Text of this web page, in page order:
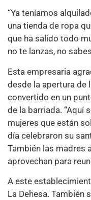
“Ya teníamos
una tienda de ropa
que ha salido todo
no te lanzas, no
Esta empresaria
desde la apertura de
convertido en un
de la barriada. “Aquí
mujeres que están
día celebraron su
También las madres
aprovechan para
A este
La Dehesa. También